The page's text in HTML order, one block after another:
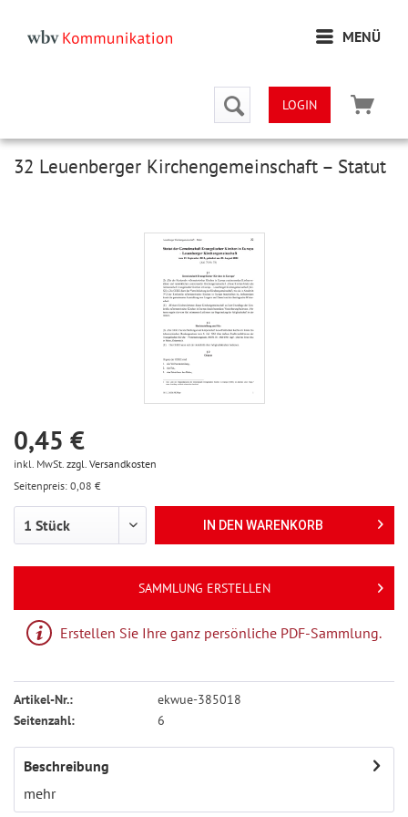
MENÜ
LOGIN
32 Leuenberger Kirchengemeinschaft – Statut
0,45 €
inkl. MwSt. zzgl. Versandkosten
Seitenpreis: 0,08 €
IN DEN WARENKORB
SAMMLUNG ERSTELLEN
Erstellen Sie Ihre ganz persönliche PDF-Sammlung.
Artikel-Nr.:
ekwue-385018
Seitenzahl:
6
Beschreibung
mehr